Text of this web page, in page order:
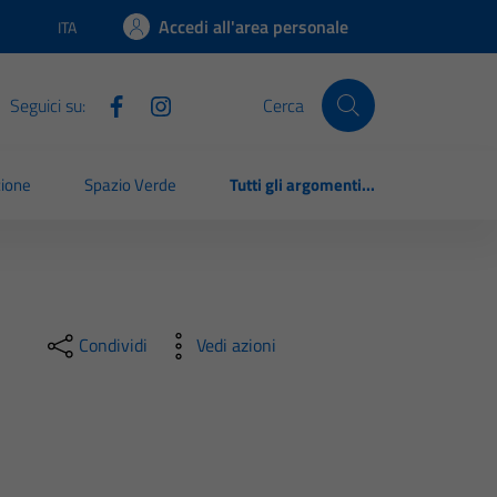
Lingua attiva:
ITA Accedi all'area personale
Seguici su: Cerca
Spazio Verde Tutti gli argomenti...
Condividi Vedi azioni